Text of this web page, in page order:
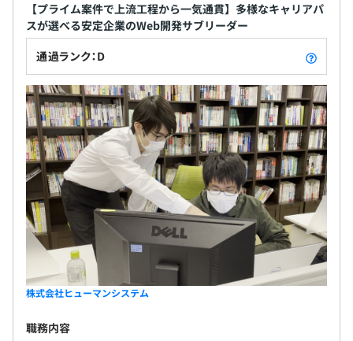
【プライム案件で上流工程から一気通貫】多様なキャリアパ
スが選べる安定企業のWeb開発サブリーダー
通過ランク：D
株式会社ヒューマンシステム
職務内容